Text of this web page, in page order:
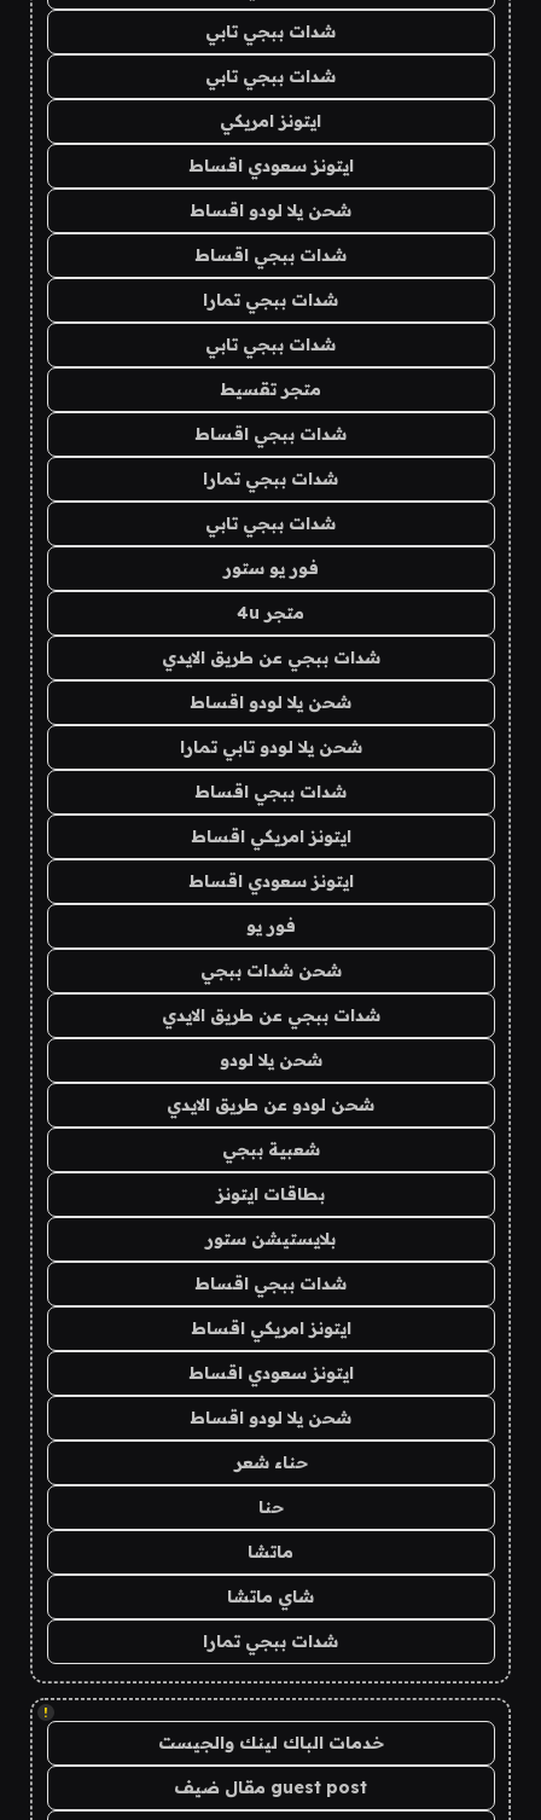
شدات ببجي تابي
شدات ببجي تابي
ايتونز امريكي
ايتونز سعودي اقساط
شحن يلا لودو اقساط
شدات ببجي اقساط
شدات ببجي تمارا
شدات ببجي تابي
متجر تقسيط
شدات ببجي اقساط
شدات ببجي تمارا
شدات ببجي تابي
فور يو ستور
متجر 4u
شدات ببجي عن طريق الايدي
شحن يلا لودو اقساط
شحن يلا لودو تابي تمارا
شدات ببجي اقساط
ايتونز امريكي اقساط
ايتونز سعودي اقساط
فور يو
شحن شدات ببجي
شدات ببجي عن طريق الايدي
شحن يلا لودو
شحن لودو عن طريق الايدي
شعبية ببجي
بطاقات ايتونز
بلايستيشن ستور
شدات ببجي اقساط
ايتونز امريكي اقساط
ايتونز سعودي اقساط
شحن يلا لودو اقساط
حناء شعر
حنا
ماتشا
شاي ماتشا
شدات ببجي تمارا
!
خدمات الباك لينك والجيست
guest post مقال ضيف